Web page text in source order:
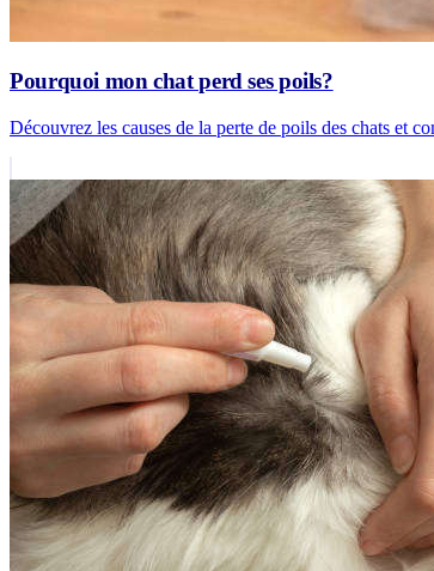
Pourquoi mon chat perd ses poils?
Découvrez les causes de la perte de poils des chats et